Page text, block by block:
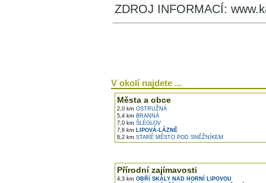
ZDROJ INFORMACÍ:
V okolí najdete ...
Města a obce
2,0 km OSTRUŽNÁ
5,4 km BRANNÁ
7,0 km ŠLÉGLOV
7,6 km LIPOVÁ-LÁZNĚ
8,2 km STARÉ MĚSTO POD SNĚŽNÍKEM
Přírodní zajímavosti
4,3 km OBŘÍ SKÁLY NAD HORNÍ LIPOVOU